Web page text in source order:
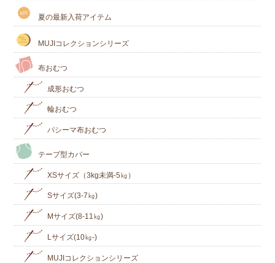
夏の最新入荷アイテム
MUJIコレクションシリーズ
布おむつ
成形おむつ
輪おむつ
パシーマ布おむつ
テープ型カバー
XSサイズ（3kg未満-5㎏）
Sサイズ(3-7㎏)
Mサイズ(8-11㎏)
Lサイズ(10㎏‐)
MUJIコレクションシリーズ